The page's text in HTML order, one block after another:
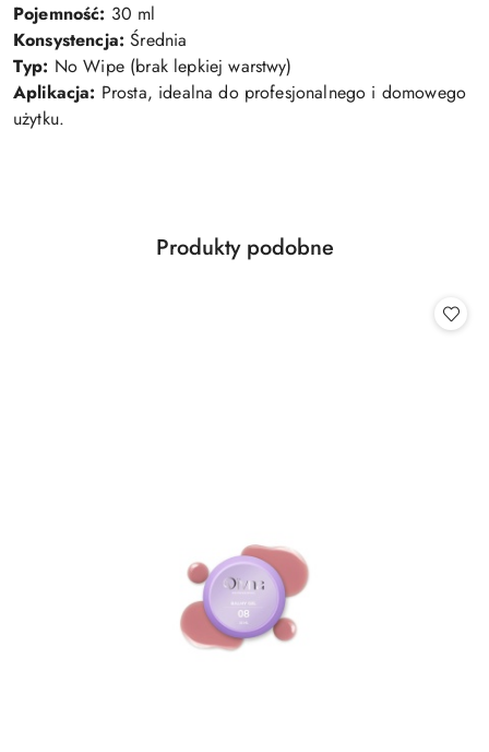
Pojemność: 30 ml
Konsystencja: Średnia
Typ: NoWipe (brak lepkiejwarstwy)
Aplikacja: Prosta, idealnado profesjonalnego i domowego
użytku.
Pomiń karuzelę produktów
Produkty
Produkty podobne